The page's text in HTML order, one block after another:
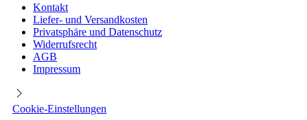
Kontakt
Liefer- und Versandkosten
Privatsphäre und Datenschutz
Widerrufsrecht
AGB
Impressum
Cookie-Einstellungen